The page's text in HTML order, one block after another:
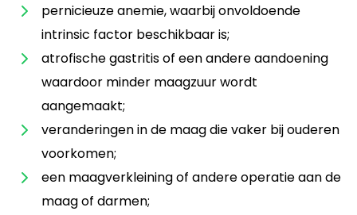
pernicieuze anemie, waarbij onvoldoende
intrinsic factor beschikbaar is;
atrofische gastritis of een andere aandoening
waardoor minder maagzuur wordt
aangemaakt;
veranderingen in de maag die vaker bij ouderen
voorkomen;
een maagverkleining of andere operatie aan de
maag of darmen;